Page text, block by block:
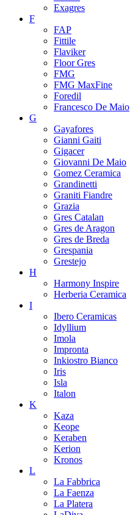
Exagres
F
FAP
Fittile
Flaviker
Floor Gres
FMG
FMG MaxFine
Foredil
Francesco De Maio
G
Gayafores
Gianni Gaiti
Gigacer
Giovanni De Maio
Gomez Ceramica
Grandinetti
Graniti Fiandre
Grazia
Gres Catalan
Gres de Aragon
Gres de Breda
Grespania
Grestejo
H
Harmony Inspire
Herberia Ceramica
I
Ibero Ceramicas
Idyllium
Imola
Impronta
Inkiostro Bianco
Iris
Isla
Italon
K
Kaza
Keope
Keraben
Kerion
Kronos
L
La Fabbrica
La Faenza
La Platera